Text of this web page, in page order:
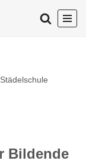
Städelschule
Bildende